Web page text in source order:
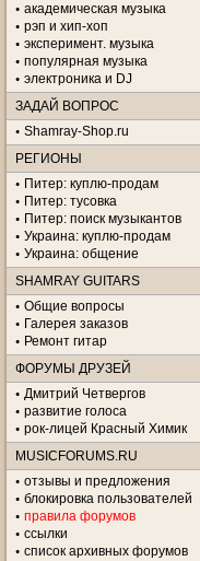
академическая музыка
рэп и хип-хоп
эксперимент. музыка
популярная музыка
электроника и DJ
ЗАДАЙ ВОПРОС
Shamray-Shop.ru
РЕГИОНЫ
Питер: куплю-продам
Питер: тусовка
Питер: поиск музыкантов
Украина: куплю-продам
Украина: общение
SHAMRAY GUITARS
Общие вопросы
Галерея заказов
Ремонт гитар
ФОРУМЫ ДРУЗЕЙ
Дмитрий Четвергов
развитие голоса
рок-лицей Красный Химик
MUSICFORUMS.RU
отзывы и предложения
блокировка пользователей
правила форумов
ссылки
список архивных форумов